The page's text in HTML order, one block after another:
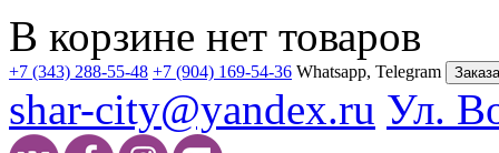
В корзине нет товаров
+7 (343) 288-55-48 +7 (904) 169-54-36 Whatsapp, Telegram
shar-city@yandex.ru Ул.